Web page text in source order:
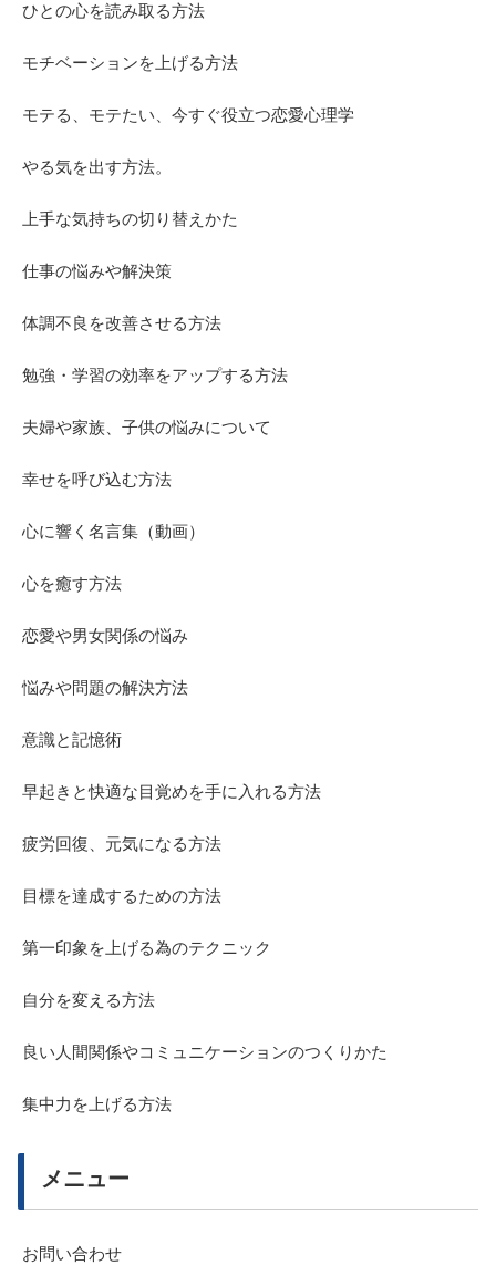
ひとの心を読み取る方法
モチベーションを上げる方法
モテる、モテたい、今すぐ役立つ恋愛心理学
やる気を出す方法。
上手な気持ちの切り替えかた
仕事の悩みや解決策
体調不良を改善させる方法
勉強・学習の効率をアップする方法
夫婦や家族、子供の悩みについて
幸せを呼び込む方法
心に響く名言集（動画）
心を癒す方法
恋愛や男女関係の悩み
悩みや問題の解決方法
意識と記憶術
早起きと快適な目覚めを手に入れる方法
疲労回復、元気になる方法
目標を達成するための方法
第一印象を上げる為のテクニック
自分を変える方法
良い人間関係やコミュニケーションのつくりかた
集中力を上げる方法
メニュー
お問い合わせ